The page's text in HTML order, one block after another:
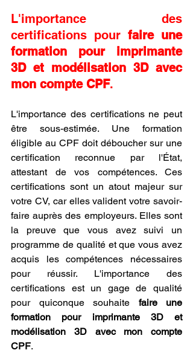
L'importance des
certifications pour faire une
formation pour imprimante
3D et modélisation 3D avec
mon compte CPF.
L'importance des certifications ne peut
être sous-estimée. Une formation
éligible au CPF doit déboucher sur une
certification reconnue par l'État,
attestant de vos compétences. Ces
certifications sont un atout majeur sur
votre CV, car elles valident votre savoir-
faire auprès des employeurs. Elles sont
la preuve que vous avez suivi un
programme de qualité et que vous avez
acquis les compétences nécessaires
pour réussir. L'importance des
certifications est un gage de qualité
pour quiconque souhaite faire une
formation pour imprimante 3D et
modélisation 3D avec mon compte
CPF.